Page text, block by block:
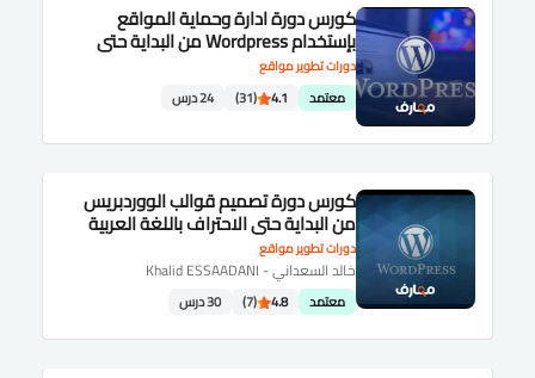
دورات تطوير مواقع
كورس دورة ادارة وحماية المواقع
بإستخدام Wordpress من البداية حتى
الاحتراف باللغة العربية
معتمد 4.1
(31) 24 درس
دورات تطوير مواقع
كورس دورة تصميم قوالب الووردبريس
من البداية حتى الاحتراف باللغة العربية
خالد السعداني - Khalid ESSAADANI
معتمد 4.8
(7) 30 درس